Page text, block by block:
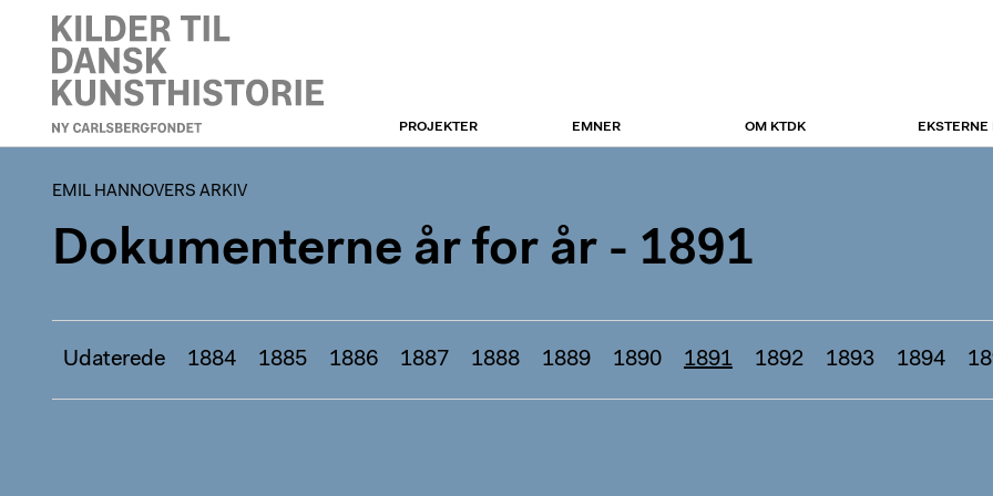
EMIL HANNOVERS ARKIV
PROJEKTER EMNER OM KTDK EKSTERNE
EMIL HANNOVERS ARKIV
Dokumenterne år for år - 1891
Udaterede 1884 1885 1886 1887 1888 1889 1890 1891 1892 1893 1894